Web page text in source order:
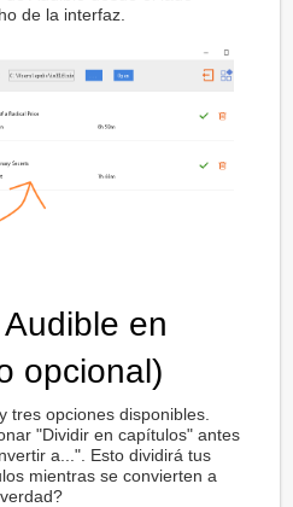
de la interfaz.
en
opcional)
tres opciones disponibles.
"Dividir en capítulos" antes
a...". Esto dividirá tus
mientras se convierten a